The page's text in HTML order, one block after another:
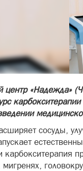
центр «Надежда»
сосуды,
карбокситерапия